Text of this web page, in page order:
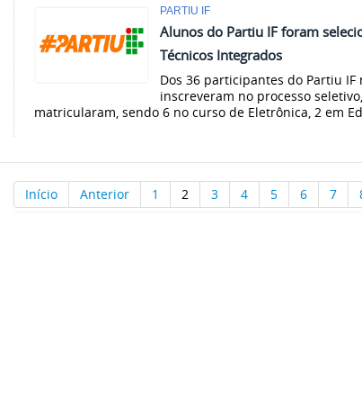
PARTIU IF
Alunos do Partiu IF foram
Técnicos Integrados
Dos 36 participantes do Partiu IF
inscreveram no processo
matricularam, sendo 6 no curso de Eletrônica, 2 em
Início Anterior 1 2 3 4 5 6 7